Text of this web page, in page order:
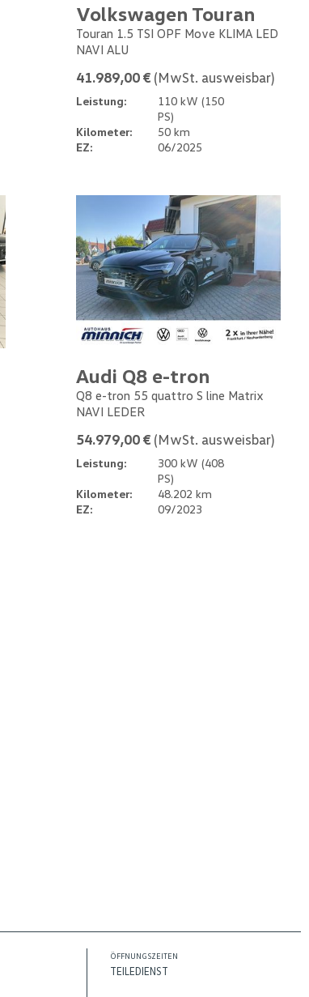
Volkswagen Touran
Touran 1.5 TSI OPF Move KLIMA LED
NAVI ALU
41.989,00 € (MwSt. ausweisbar)
Leistung:
110 kW (150
PS)
Kilometer:
50 km
EZ:
06/2025
Audi Q8 e-tron
Q8 e-tron 55 quattro S line Matrix
NAVI LEDER
54.979,00 € (MwSt. ausweisbar)
Leistung:
300 kW (408
PS)
Kilometer:
48.202 km
EZ:
09/2023
ÖFFNUNGSZEITEN
TEILEDIENST